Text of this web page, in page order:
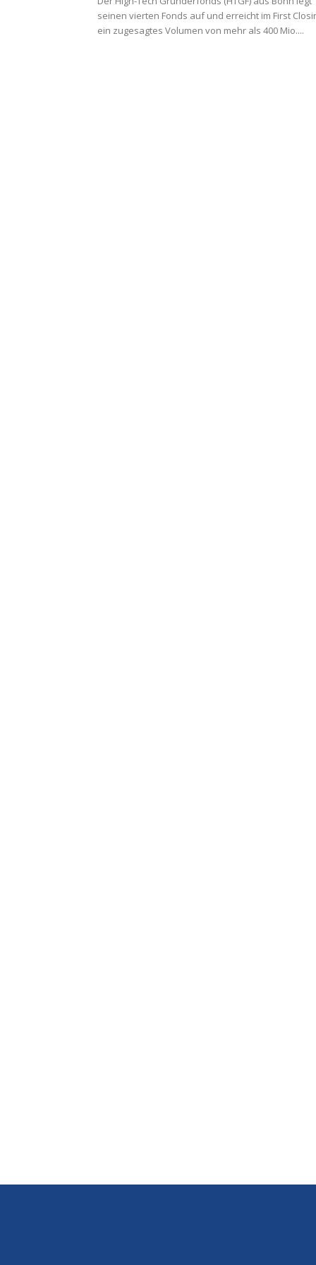
seinen vierten Fonds auf und erreicht im First
ein zugesagtes Volumen von mehr als 400 Mio....